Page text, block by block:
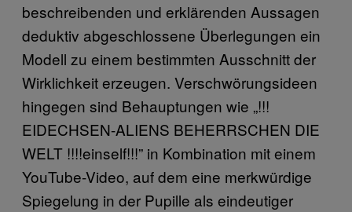
beschreibenden und erklärenden Aussagen
deduktiv abgeschlossene Überlegungen ein
Modell zu einem bestimmten Ausschnitt der
Wirklichkeit erzeugen. Verschwörungsideen
hingegen sind Behauptungen wie „!!!
EIDECHSEN-ALIENS BEHERRSCHEN DIE
WELT !!!!einself!!!” in Kombination mit einem
YouTube-Video, auf dem eine merkwürdige
Spiegelung in der Pupille als eindeutiger